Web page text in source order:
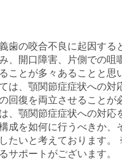
歯の咬合不良に起因する
、開口障害、片側での咀
ことが多々あることと思
は、顎関節症症状への対
回復を両立させることが
、顎関節症症状への対応
成を如何に行うべきか、
たいと考えております
サポートがございます。